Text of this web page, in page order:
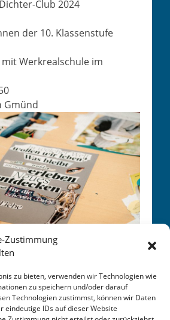
Zustimmung
zu bieten, verwenden wir Technologien wie
zu speichern und/oder darauf
Technologien zustimmst, können wir Daten
eindeutige IDs auf dieser Website
Club 2024
der 10. Klassenstufe
Werkre­alschule im
Gmünd
inKALENDER. Bookmark the
permalink.